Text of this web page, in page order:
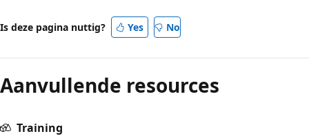
Is deze pagina nuttig? Yes No
Aanvullende resources
Training